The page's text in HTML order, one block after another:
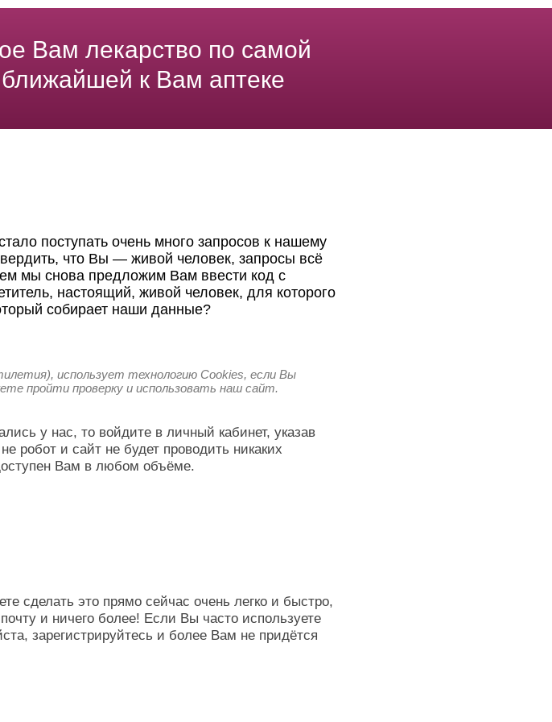
Вам лекарство по самой
к Вам аптеке
поступать очень много запросов к нашему
что Вы — живой человек, запросы всё
мы снова предложим Вам ввести код с
настоящий, живой человек, для которого
собирает наши данные?
использует технологию Cookies, если Вы
пройти проверку и использовать наш сайт.
у нас, то войдите в личный кабинет, указав
робот и сайт не будет проводить никаких
Вам в любом объёме.
сделать это прямо сейчас очень легко и быстро,
и ничего более! Если Вы часто используете
зарегистрируйтесь и более Вам не придётся